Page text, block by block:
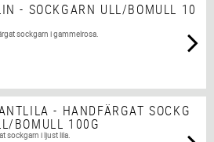
- SOCKGARN ULL/BOMULL 10
sockgarn i gammelrosa.
- HANDFÄRGAT SOCKG
BOMULL 100G
sockgarn i ljust lila.